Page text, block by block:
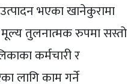
भएका खानेकुरामा
तुलनात्मक रुपमा सस्तो
कर्मचारी र
लागि काम गर्ने